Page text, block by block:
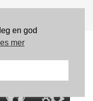
en god
mer